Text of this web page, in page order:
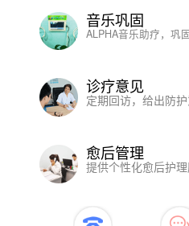
音乐巩固
ALPHA音乐助疗，巩
诊疗意见
定期回访，给出防
愈后管理
提供个性化愈后护